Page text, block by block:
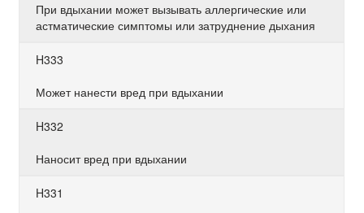
При вдыхании может вызывать аллергические или
астматические симптомы или затруднение дыхания
H333
Может нанести вред при вдыхании
H332
Наносит вред при вдыхании
H331